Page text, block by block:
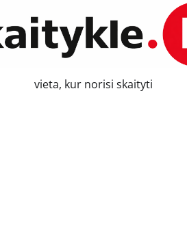
vieta, kur norisi skaityti